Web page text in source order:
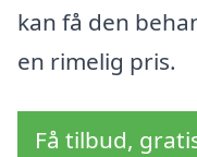
kan få den
en rimelig pris.
Få tilbud,